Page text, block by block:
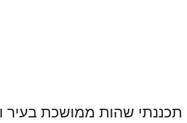
תכננתי שהות ממושכת